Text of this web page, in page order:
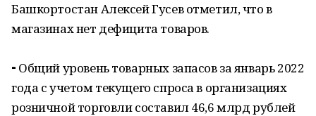
Башкортостан Алексей Гусев отметил, что в
магазинах нет дефицита товаров.
⁃ Общий уровень товарных запасов за январь 2022
года с учетом текущего спроса в организациях
розничной торговли составил 46,6 млрд рублей